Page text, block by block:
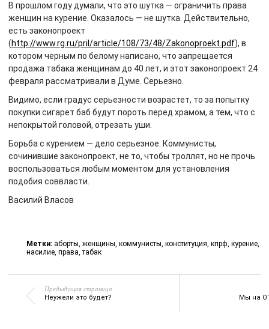
В прошлом году думали, что это шутка — ограничить права
женщин на курение. Оказалось — не шутка. Действительно,
есть законопроект
(http://www.rg.ru/pril/article/108/73/48/Zakonoproekt.pdf), в
котором черным по белому написано, что запрещается
продажа табака женщинам до 40 лет, и этот законопроект 24
февраля рассматривали в Думе. Серьезно.
Видимо, если градус серьезности возрастет, то за попытку
покупки сигарет баб будут пороть перед храмом, а тем, что с
непокрытой головой, отрезать уши.
Борьба с курением — дело серьезное. Коммунисты,
сочинившие законопроект, не то, чтобы троллят, но не прочь
воспользоваться любым моментом для установления
подобия соввласти.
Василий Власов
Метки: аборты, женщины, коммунисты, конституция, кпрф, курение,
насилие, права,табак
Предыдущая страница
Неужели это будет? Мы на